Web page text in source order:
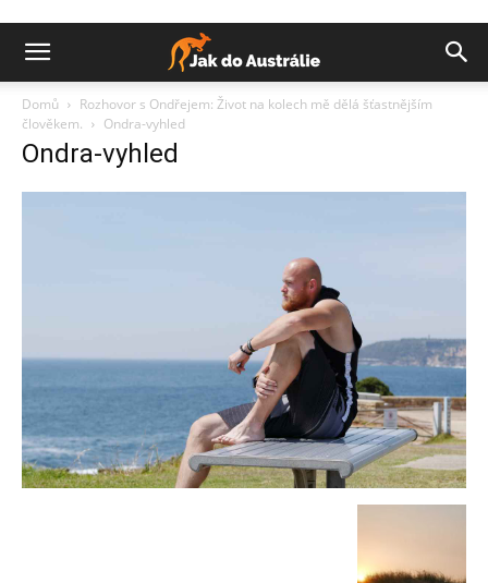
Domů
Rozhovor s Ondřejem: Život na kolech mě dělá šťastnějším
člověkem.
Ondra-vyhled
Ondra-vyhled